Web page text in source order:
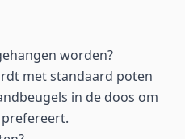
worden?
met standaard poten
in de doos om